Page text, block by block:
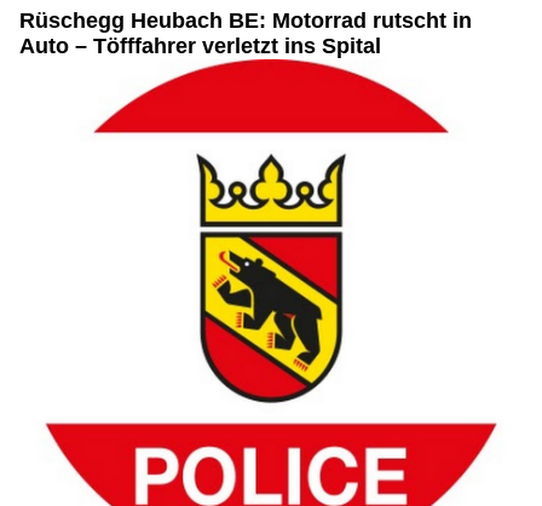
Bott Schweiz AG gestaltet Fahrzeugeinrichtungen für Effizienz und Sicherheit
Garage Autocenter Chur – Turbolader-Spezialist und Auto-Service in Chur